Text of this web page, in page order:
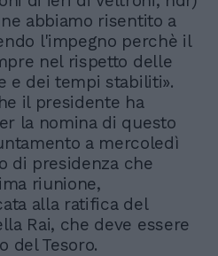
abbiamo risentito a
l'impegno perchè il
nel rispetto delle
e dei tempi stabiliti».
il presidente ha
la nomina di questo
a mercoledì
di presidenza che
riunione,
alla ratifica del
Rai, che deve essere
del Tesoro.